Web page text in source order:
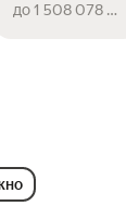
до 1 508 078 сум